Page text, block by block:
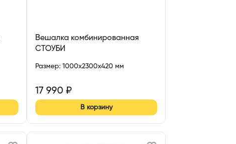
Вешалка комбинированная
СТОУБИ
Размер: 1000x2300x420 мм
17 990 ₽
В корзину